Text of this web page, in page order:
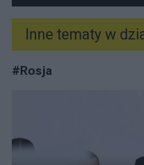
Inne tematy w
#Rosja